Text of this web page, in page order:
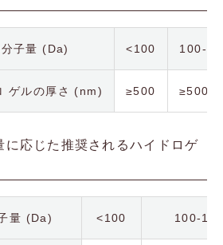
子量 (Da) <100 100-
ゲルの厚さ (nm) ≥500 ≥500
に応じた推奨されるハイドロゲ
量 (Da) <100 100-